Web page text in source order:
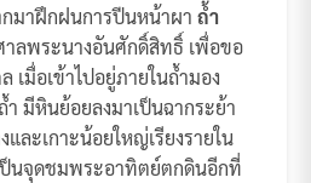
มาฝึกฝนการปีนหน้าผา ถ้ำ
าลพระนางอันศักดิ์สิทธิ์ เพื่อขอ
เมื่อเข้าไปอยู่ภายในถ้ำมอง
มีหินย้อยลงมาเป็นฉากระย้า
ละเกาะน้อยใหญ่เรียงรายใน
นจุดชมพระอาทิตย์ตกดินอีกที่